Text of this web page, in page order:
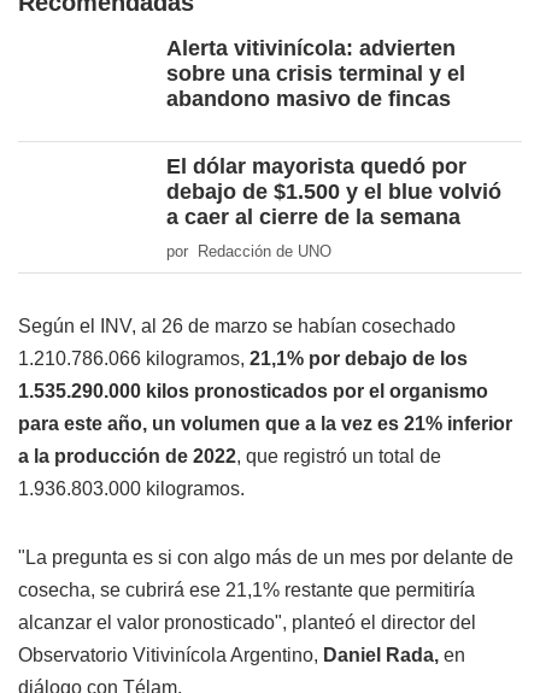
Alerta vitivinícola: advierten
sobre una crisis terminal y el
abandono masivo de fincas
El dólar mayorista quedó por
debajo de $1.500 y el blue volvió
a caer al cierre de la semana
por Redacción de UNO
Según el INV, al 26 de marzo se habían cosechado
1.210.786.066 kilogramos, 21,1% por debajo de los
1.535.290.000 kilos pronosticados por el organismo
para este año, un volumen que a la vez es 21% inferior
a la producción de 2022, que registró un total de
1.936.803.000 kilogramos.
"La pregunta es si con algo más de un mes por delante de
cosecha, se cubrirá ese 21,1% restante que permitiría
alcanzar el valor pronosticado", planteó el director del
Observatorio Vitivinícola Argentino, Daniel Rada, en
diálogo con Télam.